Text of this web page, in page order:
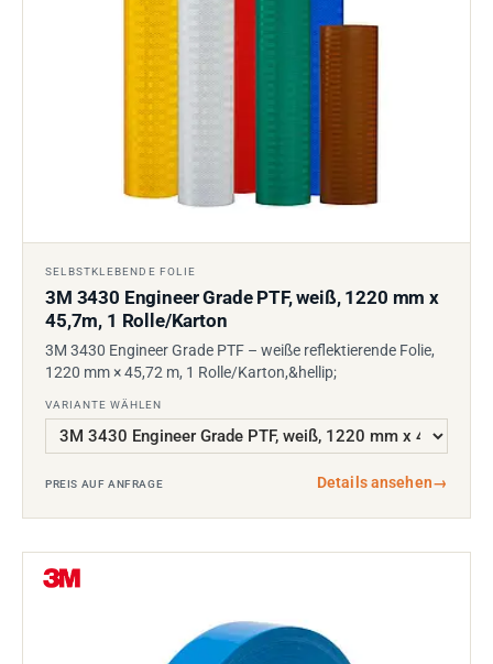
SELBSTKLEBENDE FOLIE
3M 3430 Engineer Grade PTF, weiß, 1220 mm x
45,7m, 1 Rolle/Karton
3M 3430 Engineer Grade PTF – weiße reflektierende Folie,
1220 mm × 45,72 m, 1 Rolle/Karton,&hellip;
VARIANTE WÄHLEN
PREIS AUF ANFRAGE Details ansehen→